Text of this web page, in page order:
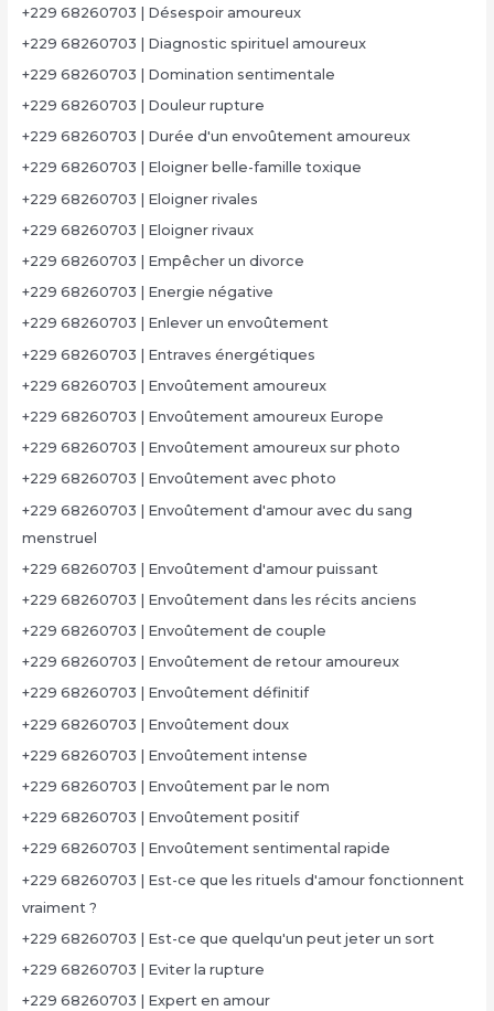
+229 68260703 | Désespoir amoureux
+229 68260703 | Diagnostic spirituel amoureux
+229 68260703 | Domination sentimentale
+229 68260703 | Douleur rupture
+229 68260703 | Durée d'un envoûtement amoureux
+229 68260703 | Eloigner belle-famille toxique
+229 68260703 | Eloigner rivales
+229 68260703 | Eloigner rivaux
+229 68260703 | Empêcher un divorce
+229 68260703 | Energie négative
+229 68260703 | Enlever un envoûtement
+229 68260703 | Entraves énergétiques
+229 68260703 | Envoûtement amoureux
+229 68260703 | Envoûtement amoureux Europe
+229 68260703 | Envoûtement amoureux sur photo
+229 68260703 | Envoûtement avec photo
+229 68260703 | Envoûtement d'amour avec du sang
menstruel
+229 68260703 | Envoûtement d'amour puissant
+229 68260703 | Envoûtement dans les récits anciens
+229 68260703 | Envoûtement de couple
+229 68260703 | Envoûtement de retour amoureux
+229 68260703 | Envoûtement définitif
+229 68260703 | Envoûtement doux
+229 68260703 | Envoûtement intense
+229 68260703 | Envoûtement par le nom
+229 68260703 | Envoûtement positif
+229 68260703 | Envoûtement sentimental rapide
+229 68260703 | Est-ce que les rituels d'amour fonctionnent
vraiment ?
+229 68260703 | Est-ce que quelqu'un peut jeter un sort
+229 68260703 | Eviter la rupture
+229 68260703 | Expert en amour